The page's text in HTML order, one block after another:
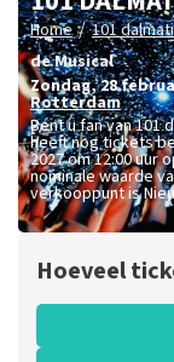
Home / 101
de Musical
zondag,28
Rotterdam
Bent u fan van 101
heeft nog tickets
2027 om 12:00 uur
nominale waarde
verkooppunt is
Hoeveel